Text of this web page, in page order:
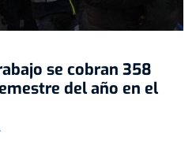
se cobran 358
del año en el